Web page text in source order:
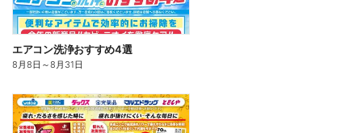
エアコン洗浄おすすめ4選
8月8日 ～8月31日